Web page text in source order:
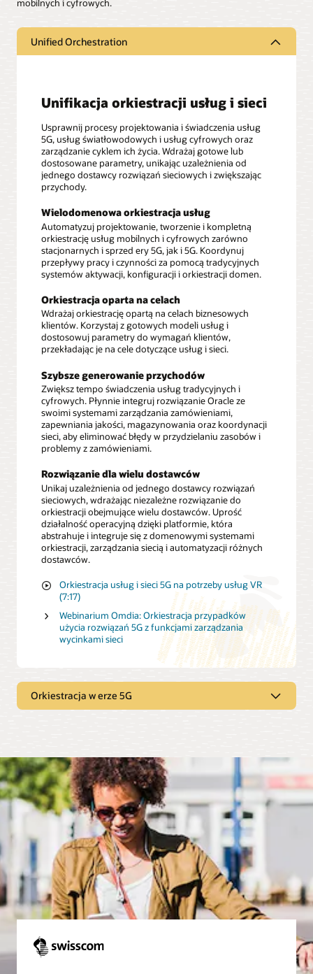
mobilnych i cyfrowych.
Unified Orchestration
Unifikacja orkiestracji usług i sieci
Usprawnij procesy projektowania i świadczenia usług
5G, usług światłowodowych i usług cyfrowych oraz
zarządzanie cyklem ich życia. Wdrażaj gotowe lub
dostosowane parametry, unikając uzależnienia od
jednego dostawcy rozwiązań sieciowych i zwiększając
przychody.
Wielodomenowa orkiestracja usług
Automatyzuj projektowanie, tworzenie i kompletną
orkiestrację usług mobilnych i cyfrowych zarówno
stacjonarnych i sprzed ery 5G, jak i 5G. Koordynuj
przepływy pracy i czynności za pomocą tradycyjnych
systemów aktywacji, konfiguracji i orkiestracji domen.
Orkiestracja oparta na celach
Wdrażaj orkiestrację opartą na celach biznesowych
klientów. Korzystaj z gotowych modeli usług i
dostosowuj parametry do wymagań klientów,
przekładając je na cele dotyczące usług i sieci.
Szybsze generowanie przychodów
Zwiększ tempo świadczenia usług tradycyjnych i
cyfrowych. Płynnie integruj rozwiązanie Oracle ze
swoimi systemami zarządzania zamówieniami,
zapewniania jakości, magazynowania oraz koordynacji
sieci, aby eliminować błędy w przydzielaniu zasobów i
problemy z zamówieniami.
Rozwiązanie dla wielu dostawców
Unikaj uzależnienia od jednego dostawcy rozwiązań
sieciowych, wdrażając niezależne rozwiązanie do
orkiestracji obejmujące wielu dostawców. Uprość
działalność operacyjną dzięki platformie, która
abstrahuje i integruje się z domenowymi systemami
orkiestracji, zarządzania siecią i automatyzacji różnych
dostawców.
Orkiestracja usług i sieci 5G na potrzeby usług VR
(7:17)
Webinarium Omdia: Orkiestracja przypadków
użycia rozwiązań 5G z funkcjami zarządzania
wycinkami sieci
Orkiestracja w erze 5G
skalowalnej, dynamicznej
orkiestracji
Synchronizuj systemy zaplecza z cyfrowym interfejsem
obsługi klienta, aby uzyskać skalowalność i sprawność
operacyjną dzięki automatyzacji. Twórz dynamiczne
przepływy pracy związane z orkiestracją i włącz
orkiestrację wycinków sieci różnych dostawców.
Doświadczenie na żądanie
Za pomocą rozwiązania Unified Orchestration zapewnij
klientom płynną obsługę zamówień w kanałach
cyfrowych. Zapewnij również synchronizację systemów
zaplecza z cyfrowym biurem obsługi klienta, aby
orkiestracji.